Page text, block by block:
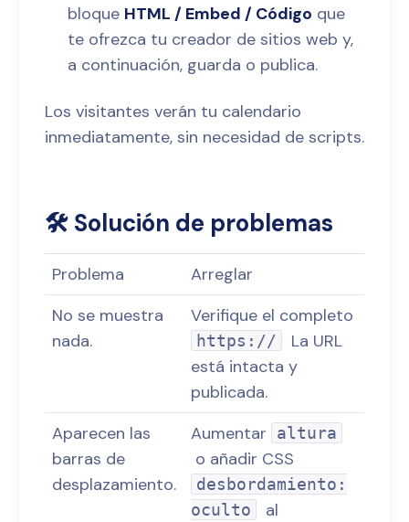
bloque HTML / Embed / Código que
te ofrezca tu creador de sitios web y,
a continuación, guarda o publica.
Los visitantes verán tu calendario
inmediatamente, sin necesidad de scripts.
🛠️ Solución de problemas
Problema
Arreglar
No se muestra
nada.
Verifique el completo
https://
La URL
está intacta y
publicada.
Aparecen las
barras de
desplazamiento.
Aumentar altura
o añadir CSS
desbordamiento:
oculto
al